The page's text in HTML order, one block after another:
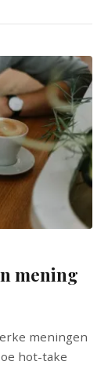
mening
meningen
hot-take